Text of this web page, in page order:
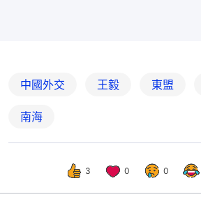
中國外交 王毅 東盟
南海
3 0 0